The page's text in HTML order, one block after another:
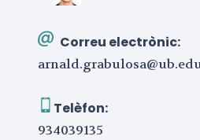
Correu electrònic:
Telèfon:
934039135